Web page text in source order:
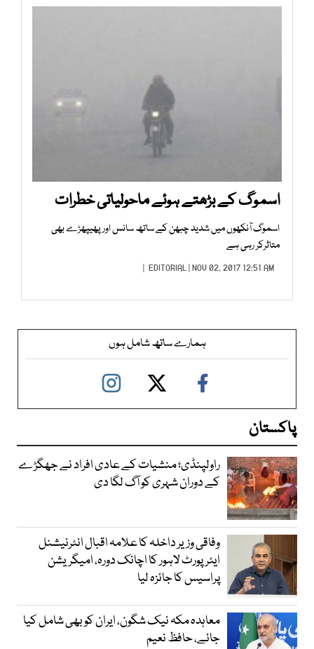
اسموگ کے بڑھتے ہوئے ماحولیاتی خطرات
اسموگ آنکھوں میں شدید چبھن کے ساتھ سانس اور پھیپھڑے بھی
متاثرکر رہی ہے
EDITORIAL| NOV 02, 2017 12:51 AM |
ہمارے ساتھ شامل ہوں
پاکستان
راولپنڈی؛ منشیات کے عادی افراد نے جھگڑے
کے دوران شہری کو آگ لگا دی
وفاقی وزیر داخلہ کا علامہ اقبال انٹرنیشنل
ایئرپورٹ لاہور کا اچانک دورہ، امیگریشن
پراسیس کا جائزہ لیا
معاہدہ مکہ نیک شگون، ایران کو بھی شامل کیا
جائے، حافظ نعیم